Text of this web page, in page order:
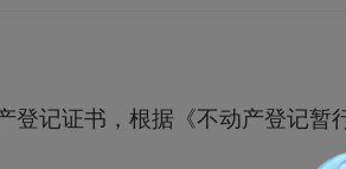
登记证书，根据《不动产登记暂